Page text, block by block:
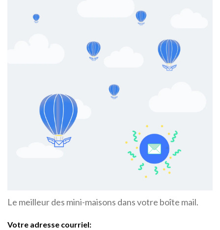
Le meilleur des mini-maisons dans votre boîte mail.
Votre adresse courriel: